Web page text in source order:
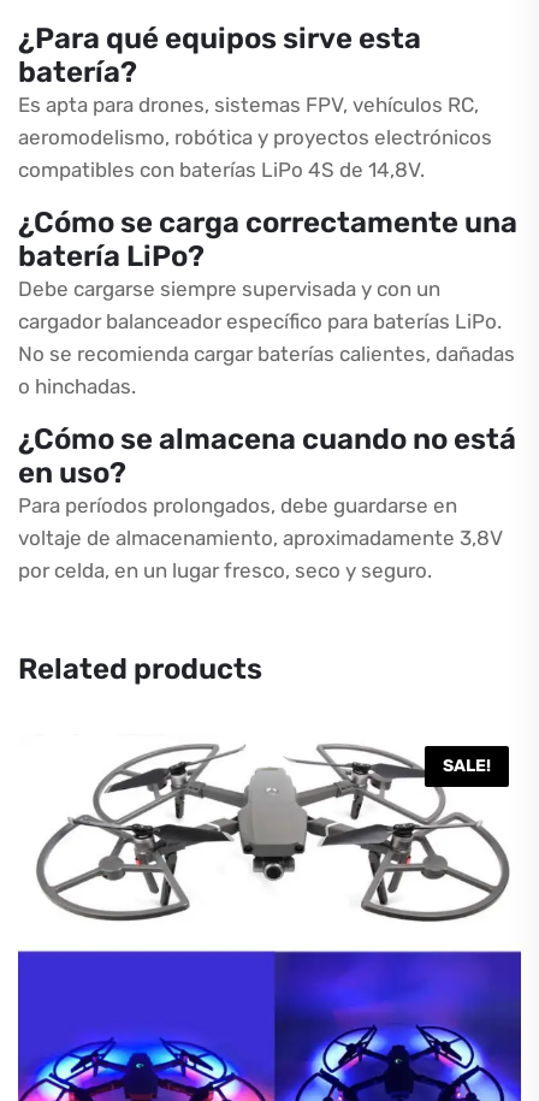
¿Para qué equipos sirve esta
batería?
Es apta para drones, sistemas FPV, vehículos RC,
aeromodelismo, robótica y proyectos electrónicos
compatibles con baterías LiPo 4S de 14,8V.
¿Cómo se carga correctamente una
batería LiPo?
Debe cargarse siempre supervisada y con un
cargador balanceador específico para baterías LiPo.
No se recomienda cargar baterías calientes, dañadas
o hinchadas.
¿Cómo se almacena cuando no está
en uso?
Para períodos prolongados, debe guardarse en
voltaje de almacenamiento, aproximadamente 3,8V
por celda, en un lugar fresco, seco y seguro.
Related products
SALE!